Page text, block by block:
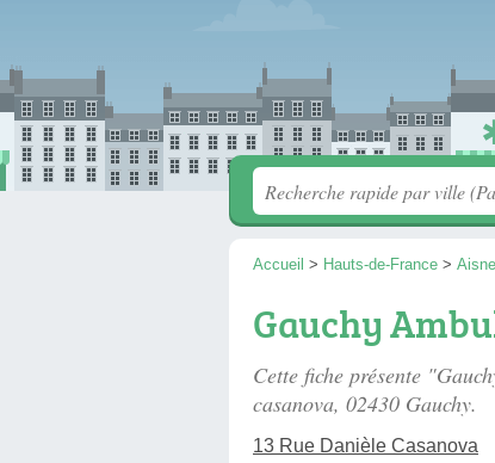
Accueil > Hauts-de-France > Aisne
Gauchy
Cette fiche présente
casanova, 02430 Gauchy.
13 Rue Danièle Casanova